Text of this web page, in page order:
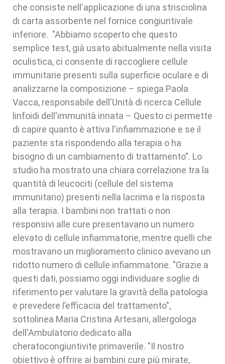
che consiste nell'applicazione di una strisciolina
di carta assorbente nel fornice congiuntivale
inferiore. "Abbiamo scoperto che questo
semplice test, già usato abitualmente nella visita
oculistica, ci consente di raccogliere cellule
immunitarie presenti sulla superficie oculare e di
analizzarne la composizione – spiega Paola
Vacca, responsabile dell'Unità di ricerca Cellule
linfoidi dell'immunità innata – Questo ci permette
di capire quanto è attiva l'infiammazione e se il
paziente sta rispondendo alla terapia o ha
bisogno di un cambiamento di trattamento". Lo
studio ha mostrato una chiara correlazione tra la
quantità di leucociti (cellule del sistema
immunitario) presenti nella lacrima e la risposta
alla terapia. I bambini non trattati o non
responsivi alle cure presentavano un numero
elevato di cellule infiammatorie, mentre quelli che
mostravano un miglioramento clinico avevano un
ridotto numero di cellule infiammatorie. "Grazie a
questi dati, possiamo oggi individuare soglie di
riferimento per valutare la gravità della patologia
e prevedere l’efficacia del trattamento",
sottolinea Maria Cristina Artesani, allergologa
dell'Ambulatorio dedicato alla
cheratocongiuntivite primaverile. "Il nostro
obiettivo è offrire ai bambini cure più mirate,